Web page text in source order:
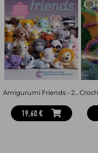
Amigurumi Friends - 20 Easy Patterns to Create 100+ Adorable Custom Crochet Critters - Explore Infinite Possibilities with Shape
19,60 €